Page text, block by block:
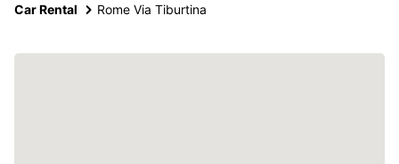
Car Rental Rome Via Tiburtina